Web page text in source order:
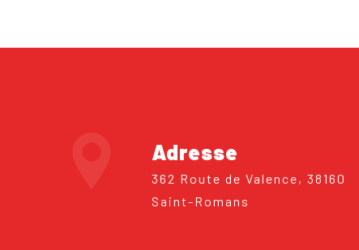
Adresse
362 Route de Valence, 38160
Saint-Romans